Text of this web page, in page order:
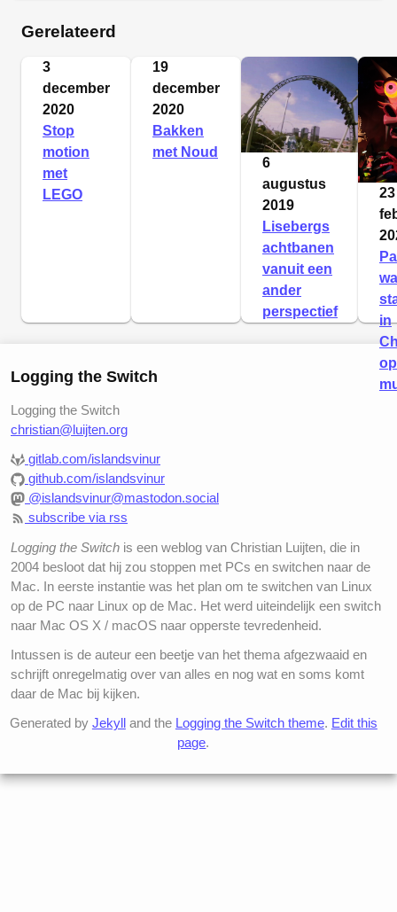
Gerelateerd
3
december
2020
Stop
motion
met
LEGO
19
december
2020
Bakken
met Noud
6
augustus
2019
Lisebergs
achtbanen
vanuit een
ander
perspectief
23
in
Logging the Switch
Logging the Switch
christian@luijten.org
gitlab.com/islandsvinur
github.com/islandsvinur
@islandsvinur@mastodon.social
subscribe via rss
Logging the Switch is een weblog van Christian Luijten, die in
2004 besloot dat hij zou stoppen met PCs en switchen naar de
Mac. In eerste instantie was het plan om te switchen van Linux
op de PC naar Linux op de Mac. Het werd uiteindelijk een switch
naar Mac OS X / macOS naar opperste tevredenheid.
Intussen is de auteur een beetje van het thema afgezwaaid en
schrijft onregelmatig over van alles en nog wat en soms komt
daar de Mac bij kijken.
Generated by Jekylland the Logging the Switch theme. Edit this
page.